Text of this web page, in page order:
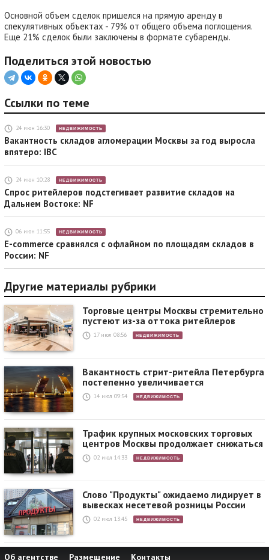
Основной объем сделок пришелся на прямую аренду в
спекулятивных объектах - 79% от общего объема поглощения.
Еще 21% сделок были заключены в формате субаренды.
Поделиться этой новостью
Ссылки по теме
24 июн 16:30 НЕДВИЖИМОСТЬ
Вакантность складов агломерации Москвы за год выросла
впятеро: IBC
24 июн 10:28 НЕДВИЖИМОСТЬ
Спрос ритейлеров подстегивает развитие складов на
Дальнем Востоке: NF
06 июн 11:55 НЕДВИЖИМОСТЬ
E-commerce сравнялся с офлайном по площадям складов в
России: NF
Другие материалы рубрики
Торговые центры Москвы стремительно
пустеют из-за оттока ритейлеров
17 июл 08:56 НЕДВИЖИМОСТЬ
Вакантность стрит-ритейла Петербурга
постепенно увеличивается
14 июл 09:54 НЕДВИЖИМОСТЬ
Трафик крупных московских торговых
центров Москвы продолжает снижаться
02 июл 14:33 НЕДВИЖИМОСТЬ
Слово "Продукты" ожидаемо лидирует в
вывесках несетевой розницы России
02 июл 13:45 НЕДВИЖИМОСТЬ
Об агентстве Размещение Контакты